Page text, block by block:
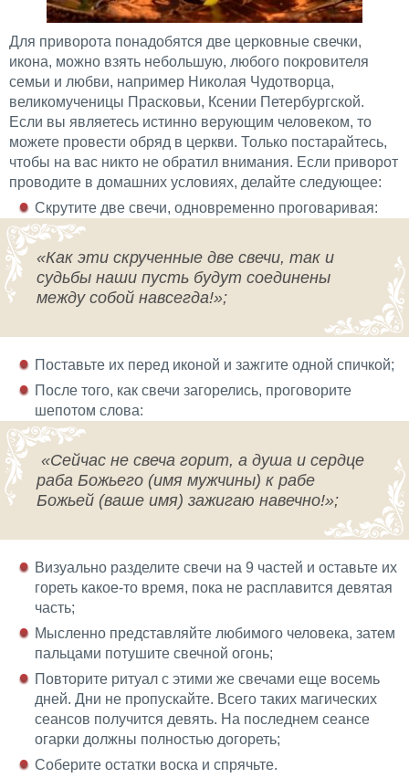
Для приворота понадобятся две церковные свечки,
икона, можно взять небольшую, любого покровителя
семьи и любви, например Николая Чудотворца,
великомученицы Прасковьи, Ксении Петербургской.
Если вы являетесь истинно верующим человеком, то
можете провести обряд в церкви. Только постарайтесь,
чтобы на вас никто не обратил внимания. Если приворот
проводите в домашних условиях, делайте следующее:
Скрутите две свечи, одновременно проговаривая:
«Как эти скрученные две свечи, так и
судьбы наши пусть будут соединены
между собой навсегда!»;
Поставьте их перед иконой и зажгите одной спичкой;
После того, как свечи загорелись, проговорите
шепотом слова:
«Сейчас не свеча горит, а душа и сердце
раба Божьего (имя мужчины) к рабе
Божьей (ваше имя) зажигаю навечно!»;
Визуально разделите свечи на 9 частей и оставьте их
гореть какое-то время, пока не расплавится девятая
часть;
Мысленно представляйте любимого человека, затем
пальцами потушите свечной огонь;
Повторите ритуал с этими же свечами еще восемь
дней. Дни не пропускайте. Всего таких магических
сеансов получится девять. На последнем сеансе
огарки должны полностью догореть;
Соберите остатки воска и спрячьте.